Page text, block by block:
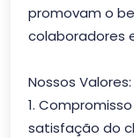
promovam o
colaboradores
Nossos Valores:
1.
satisfação do